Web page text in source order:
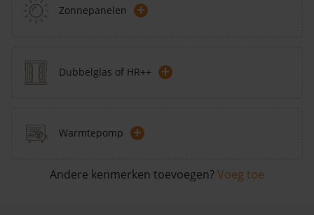
Zonnepanelen +
Dubbelglas of HR++ +
Warmtepomp +
Andere kenmerken toevoegen? Voeg toe